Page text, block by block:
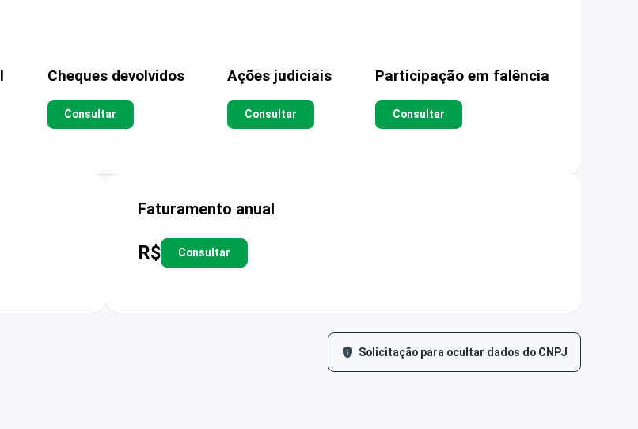
Cheques devolvidos
Consultar
Ações judiciais
Consultar
Participação em falência
Consultar
Faturamento anual
R$ Consultar
Solicitação para ocultar dados do CNPJ